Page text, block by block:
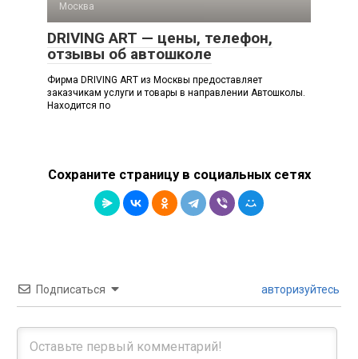
Москва
DRIVING ART — цены, телефон,
отзывы об автошколе
Фирма DRIVING ART из Москвы предоставляет
заказчикам услуги и товары в направлении Автошколы.
Находится по
Сохраните страницу в социальных сетях
Подписаться авторизуйтесь